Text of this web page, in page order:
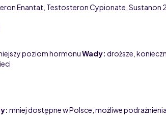
Enantat, Testosteron Cypionate, Sustanon
poziom hormonuWady: droższe,
mniej dostępne w Polsce, możliwe